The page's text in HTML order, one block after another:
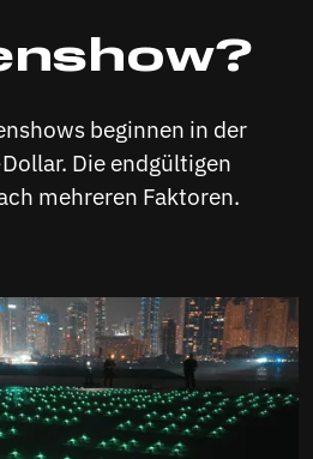
beginnen in der
Die endgültigen
mehreren Faktoren.